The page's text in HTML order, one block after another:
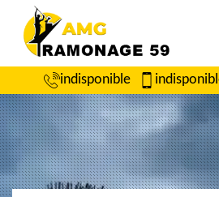
indisponible